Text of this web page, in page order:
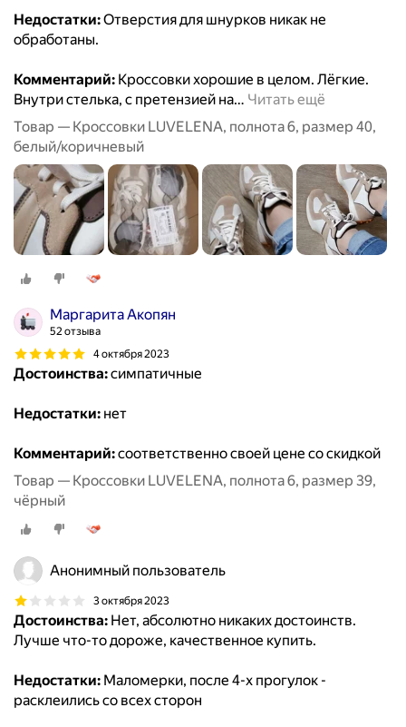
Недостатки:Отверстия для шнурков никак не
обработаны.
Комментарий: Кроссовки хорошие в целом. Лёгкие.
Внутри стелька, с претензией на… Читать ещё
Товар — Кроссовки LUVELENA, полнота 6, размер 40,
белый/коричневый
Маргарита Акопян
52 отзыва
4 октября 2023
Достоинства:симпатичные
Недостатки: нет
Комментарий:соответственно своей цене со скидкой
Товар — Кроссовки LUVELENA, полнота 6, размер 39,
чёрный
Анонимный пользователь
3 октября 2023
Достоинства: Нет, абсолютно никаких достоинств.
Лучше что-то дороже, качественное купить.
Недостатки: Маломерки, после 4-х прогулок -
расклеились со всех сторон